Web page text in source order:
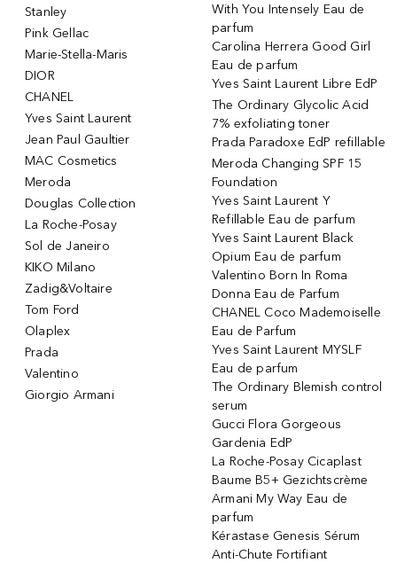
Stanley
Pink Gellac
Marie-Stella-Maris
DIOR
CHANEL
Yves Saint Laurent
Jean Paul Gaultier
MAC Cosmetics
Meroda
Douglas Collection
La Roche-Posay
Sol de Janeiro
KIKO Milano
Zadig&Voltaire
Tom Ford
Olaplex
Prada
Valentino
Giorgio Armani
With You Intensely Eau de
parfum
Carolina Herrera Good Girl
Eau de parfum
Yves Saint Laurent Libre EdP
The Ordinary Glycolic Acid
7% exfoliating toner
Prada Paradoxe EdP refillable
Meroda Changing SPF 15
Foundation
Yves Saint Laurent Y
Refillable Eau de parfum
Yves Saint Laurent Black
Opium Eau de parfum
Valentino Born In Roma
Donna Eau de Parfum
CHANEL Coco Mademoiselle
Eau de Parfum
Yves Saint Laurent MYSLF
Eau de parfum
The Ordinary Blemish control
serum
Gucci Flora Gorgeous
Gardenia EdP
La Roche-Posay Cicaplast
Baume B5+ Gezichtscrème
Armani My Way Eau de
parfum
Kérastase Genesis Sérum
Anti-Chute Fortifiant